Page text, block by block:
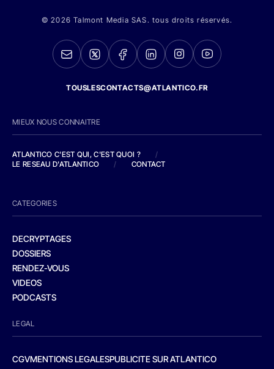
© 2026 Talmont Media SAS. tous droits réservés.
TOUSLESCONTACTS@ATLANTICO.FR
MIEUX NOUS CONNAITRE
ATLANTICO C'EST QUI, C'EST QUOI ?
/
LE RESEAU D'ATLANTICO
/ CONTACT
CATEGORIES
DECRYPTAGES
DOSSIERS
RENDEZ-VOUS
VIDEOS
PODCASTS
LEGAL
CGVMENTIONS LEGALESPUBLICITE SUR ATLANTICO